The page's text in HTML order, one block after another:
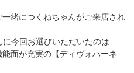
緒につくねちゃんがご来店され
今回お選びいただいたのは
面が充実の【ディヴォハーネ